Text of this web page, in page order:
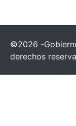
©2026 -
derechos